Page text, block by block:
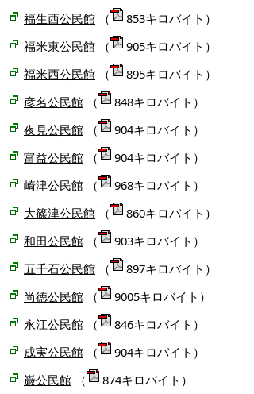
福生西公民館 （
853キロバイト）
福米東公民館 （
905キロバイト）
福米西公民館 （
895キロバイト）
彦名公民館 （
848キロバイト）
夜見公民館 （
904キロバイト）
富益公民館 （
904キロバイト）
崎津公民館 （
968キロバイト）
大篠津公民館 （
860キロバイト）
和田公民館 （
903キロバイト）
五千石公民館 （
897キロバイト）
尚徳公民館 （
9005キロバイト）
永江公民館 （
846キロバイト）
成実公民館 （
904キロバイト）
巌公民館 （
874キロバイト）